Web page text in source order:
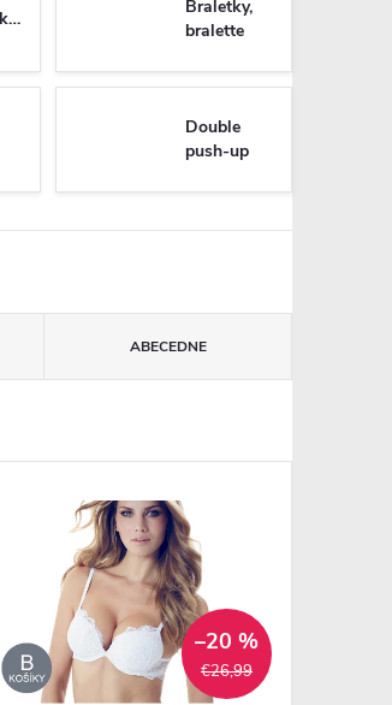
Multifunkčné
Braletky,
bralette
Double
push-up
ABECEDNE
€26,99
–20 %